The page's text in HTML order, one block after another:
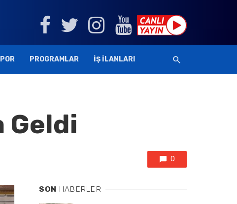
PROGRAMLAR İŞ İLANLARI
Geldi
0
SON HABERLER